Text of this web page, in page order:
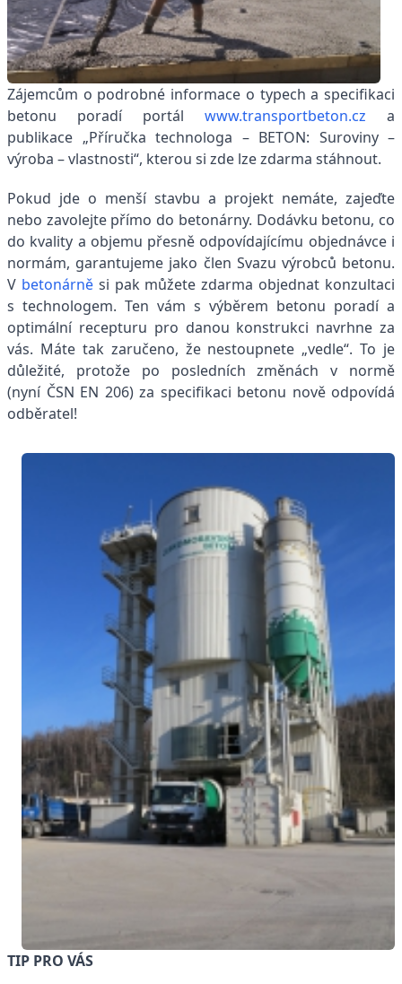
Zájemcům o podrobné informace o typech a specifikaci
betonu poradí portál www.transportbeton.cz a
publikace „Příručka technologa – BETON: Suroviny –
výroba – vlastnosti“, kterou si zde lze zdarma stáhnout.
Pokud jde o menší stavbu a projekt nemáte, zajeďte
nebo zavolejte přímo do betonárny. Dodávku betonu, co
do kvality a objemu přesně odpovídajícímu objednávce i
normám, garantujeme jako člen Svazu výrobců betonu.
V betonárněsi pak můžete zdarma objednat konzultaci
s technologem. Ten vám s výběrem betonu poradí a
optimální recepturu pro danou konstrukci navrhne za
vás. Máte tak zaručeno, že nestoupnete „vedle“. To je
důležité, protože po posledních změnách v normě
(nyní ČSN EN 206) za specifikaci betonu nově odpovídá
odběratel!
TIP PRO VÁS